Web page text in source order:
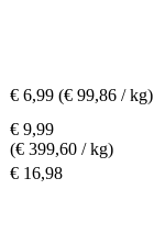
€ 6,99 (€ 99,86 / kg)
€ 9,99
(€ 399,60 / kg)
€ 16,98